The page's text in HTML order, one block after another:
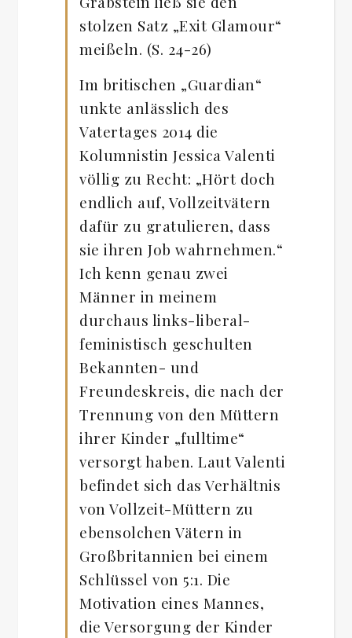
stolzen Satz „Exit Glamour“
meißeln. (S. 24-26)
Im britischen „Guardian“
unkte anlässlich des
Vatertages 2014 die
Kolumnistin Jessica Valenti
völlig zu Recht: „Hört doch
endlich auf, Vollzeitvätern
dafür zu gratulieren, dass
sie ihren Job wahrnehmen.“
Ich kenn genau zwei
Männer in meinem
durchaus links-liberal-
feministisch geschulten
Bekannten- und
Freundeskreis, die nach der
Trennung von den Müttern
ihrer Kinder „fulltime“
versorgt haben. Laut Valenti
befindet sich das Verhältnis
von Vollzeit-Müttern zu
ebensolchen Vätern in
Großbritannien bei einem
Schlüssel von 5:1. Die
Motivation eines Mannes,
die Versorgung der Kinder